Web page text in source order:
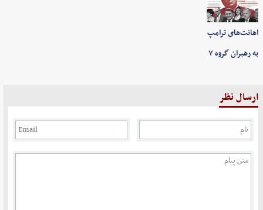
اهانت‌های ترامپ
به رهبران گروه ۷
ارسال نظر